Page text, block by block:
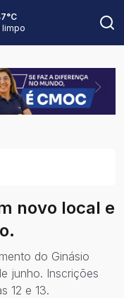
°C
limpo
novo local e
do Ginásio
junho. Inscrições
12 e 13.